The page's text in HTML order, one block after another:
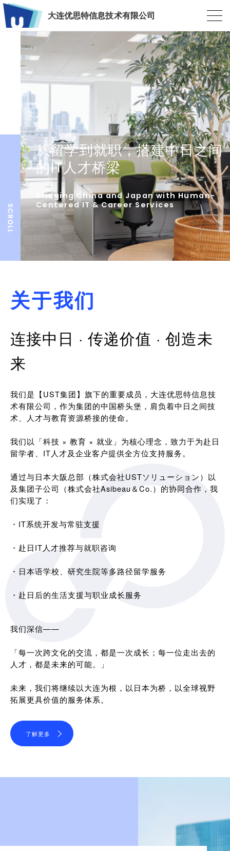
大连优思特信息技术有限公司
从留学到就职，搭建中日之间
的IT人才桥梁
Bridging China and Japan with Human-
Centered IT & Career Services
关于我们
连接中日 · 传递价值 · 创造未
来
我们是【UST集团】旗下的重要成员，大连优思特信息技
术有限公司，作为集团的中国桥头堡，肩负着中日之间技
术、人才与教育资源桥接的使命。
我们以「科技 × 教育 × 就业」为核心理念，致力于为赴日
留学者、IT人才及企业客户提供全方位支持服务。
通过与日本大阪总部（株式会社USTソリューション）以
及集团子公司（株式会社Asibeau＆Co.）的协同合作，我
们实现了：
・IT系统开发与常驻支援
・赴日IT人才推荐与就职咨询
・日本语学校、研究生院等多路径留学服务
・赴日后的生活支援与职业成长服务
我们深信——
「每一次跨文化的交流，都是一次成长；每一位走出去的
人才，都是未来的可能。」
未来，我们将继续以大连为根，以日本为桥，以全球视野
拓展更具价值的服务体系。
了解更多